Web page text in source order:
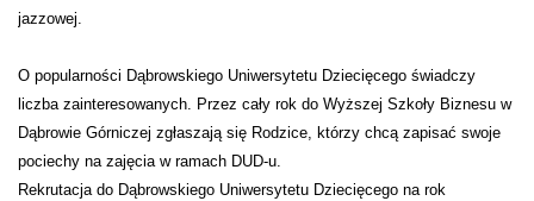
jazzowej.
O popularności Dąbrowskiego Uniwersytetu Dziecięcego świadczy
liczba zainteresowanych. Przez cały rok do Wyższej Szkoły Biznesu w
Dąbrowie Górniczej zgłaszają się Rodzice, którzy chcą zapisać swoje
pociechy na zajęcia w ramach DUD-u.
Rekrutacja do Dąbrowskiego Uniwersytetu Dziecięcego na rok